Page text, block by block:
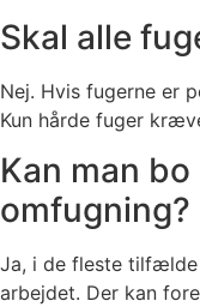
Skal alle
Nej. Hvis fugerne er
Kun hårde fuger
Kan man
omfugning?
Ja, i de fleste tilfælde
arbejdet. Der kan